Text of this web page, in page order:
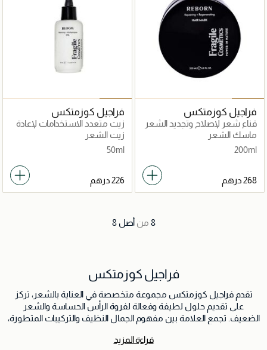
فراجيل كوزمتكس
قناع شعر لإصلاح وتجديد الشعر
ماسك الشعر
200ml
فراجيل كوزمتكس
زيت متعدد الاستخدامات لإعادة
حيوية الشعر
زيت الشعر
50ml
8 من أصل 8
فراجيل كوزمتكس
تقدم فراجيل كوزمتكس مجموعة متخصصة في العناية بالشعر، تركز
على تقديم حلول لطيفة وفعالة لفروة الرأس الحساسة والشعر
الضعيف. تجمع العلامة بين مفهوم الجمال النظيف والتركيبات المتطورة،
وتحميه دون التسبب في تهيّج. بفضل مكوناتها المختارة بعناية، تساعد
قراءة المزيد